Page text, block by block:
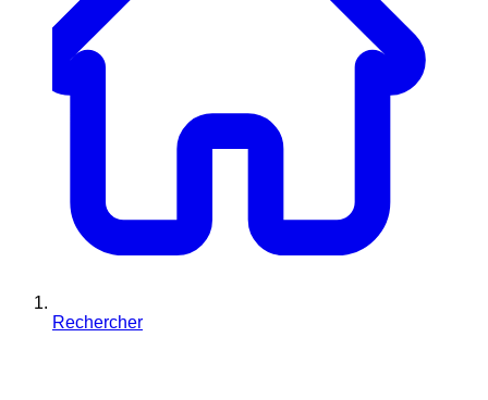
Rechercher